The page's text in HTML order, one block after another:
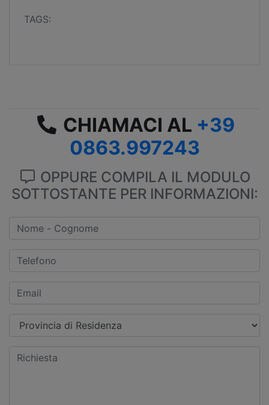
TAGS:
CHIAMACI AL +39
0863.997243
OPPURE COMPILA IL MODULO
SOTTOSTANTE PER INFORMAZIONI: